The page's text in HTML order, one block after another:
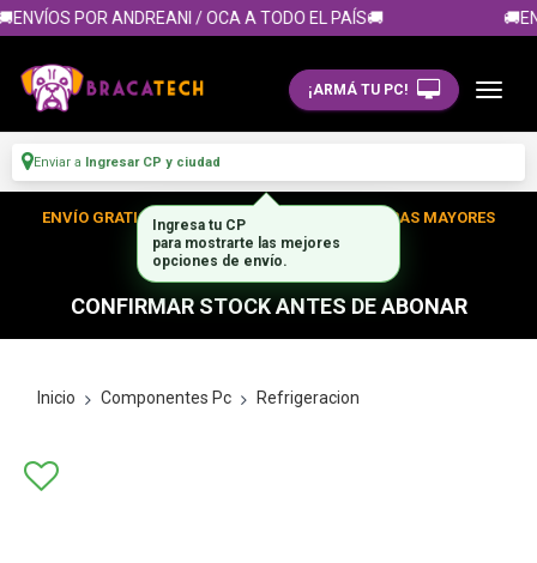
POR ANDREANI / OCA A TODO EL PAÍS🚚
¡ARMÁ TU PC!
Enviar a Ingresar CP y ciudad
ENVÍO GRATIS DENTRO DE CABA EN TUS COMPRAS MAYORES
A $300.000
CONFIRMAR STOCK ANTES DE ABONAR
Inicio Componentes Pc Refrigeracion
Ingresa tu CP
para mostrarte las mejores
opciones de envío.